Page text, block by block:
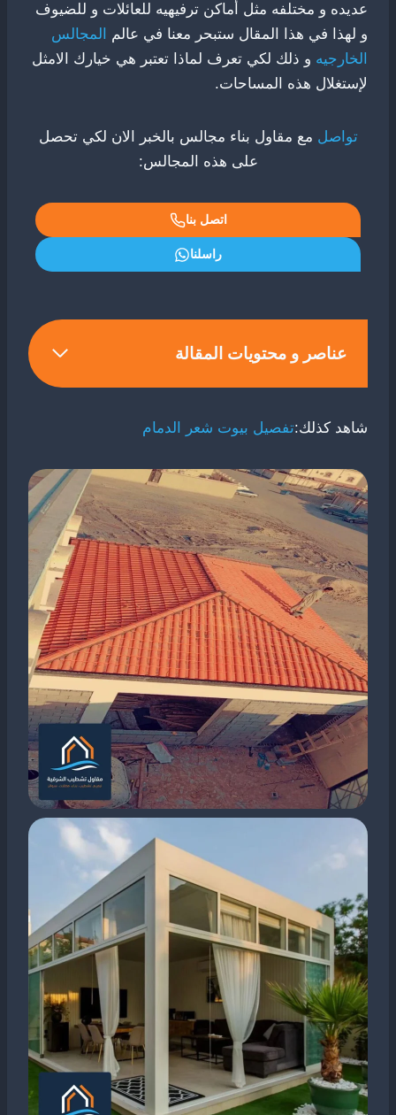
عديده و مختلفه مثل أماكن ترفيهيه للعائلات و للضيوف
و لهذا في هذا المقال ستبحر معنا في عالم
المجالس
الخارجيه و ذلك لكي تعرف لماذا تعتبر هي خيارك الامثل
لإستغلال هذه المساحات.
تواصل مع مقاول بناء مجالس بالخبر الان لكي تحصل
على هذه المجالس:
اتصل بنا
راسلنا
عناصر و محتويات المقالة
شاهد كذلك:تفصيل بيوت شعر الدمام